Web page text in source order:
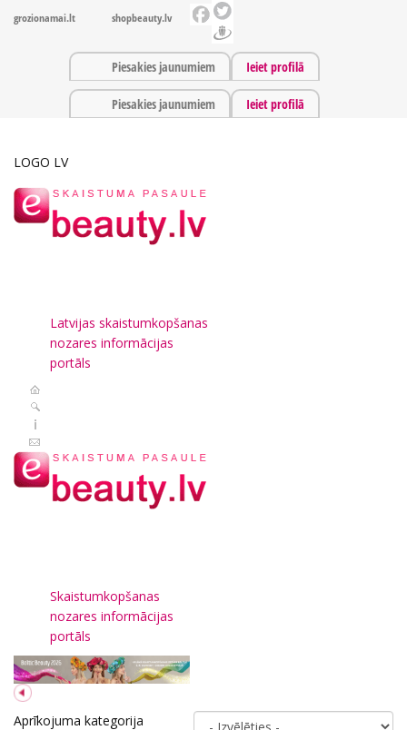
grozionamai.lt shopbeauty.lv
Piesakies jaunumiem Ieiet profilā
Piesakies jaunumiem Ieiet profilā
LOGO LV
Latvijas skaistumkopšanas
nozares informācijas
portāls
Skaistumkopšanas
nozares informācijas
portāls
Aprīkojuma kategorija